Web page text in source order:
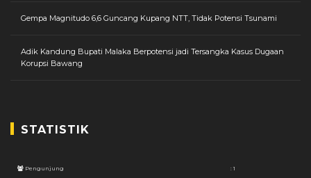
Gempa Magnitudo 6,6 Guncang Kupang NTT, Tidak Potensi Tsunami
Adik Kandung Bupati Malaka Berpotensi jadi Tersangka Kasus Dugaan
Korupsi Bawang
STATISTIK
Pengunjung : 1